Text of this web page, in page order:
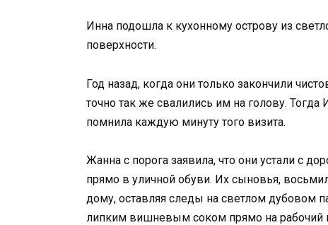
Инна подошла к кухонному острову из
поверхности.
Год назад, когда они только закончили
точно так же свалились им на голову.
помнила каждую минуту того визита.
Жанна с порога заявила, что они устали с
прямо в уличной обуви. Их сыновья,
дому, оставляя следы на светлом дубовом
липким вишневым соком прямо на рабочий